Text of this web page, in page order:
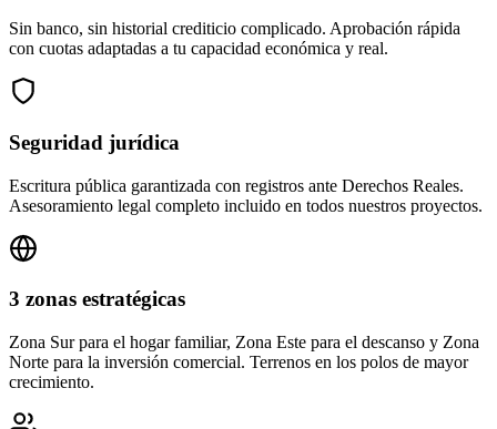
Sin banco, sin historial crediticio complicado. Aprobación rápida
con cuotas adaptadas a tu capacidad económica y real.
Seguridad jurídica
Escritura pública garantizada con registros ante Derechos Reales.
Asesoramiento legal completo incluido en todos nuestros proyectos.
3 zonas estratégicas
Zona Sur para el hogar familiar, Zona Este para el descanso y Zona
Norte para la inversión comercial. Terrenos en los polos de mayor
crecimiento.